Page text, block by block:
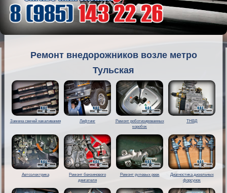
Ремонт внедорожников возле метро
Тульская
Замена свечей накаливания Лифтинг
Ремонт роботизированных
коробок
ТНВД
Автоэлектрика
Ремонт бензинового
двигателя
Ремонт рулевых реек
Диагностика дизельных
форсунок